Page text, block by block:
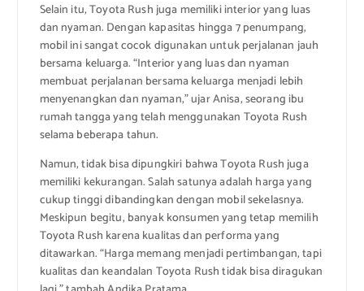
Selain itu, Toyota Rush juga memiliki interior yang luas
dan nyaman. Dengan kapasitas hingga 7 penumpang,
mobil ini sangat cocok digunakan untuk perjalanan jauh
bersama keluarga. “Interior yang luas dan nyaman
membuat perjalanan bersama keluarga menjadi lebih
menyenangkan dan nyaman,” ujar Anisa, seorang ibu
rumah tangga yang telah menggunakan Toyota Rush
selama beberapa tahun.
Namun, tidak bisa dipungkiri bahwa Toyota Rush juga
memiliki kekurangan. Salah satunya adalah harga yang
cukup tinggi dibandingkan dengan mobil sekelasnya.
Meskipun begitu, banyak konsumen yang tetap memilih
Toyota Rush karena kualitas dan performa yang
ditawarkan. “Harga memang menjadi pertimbangan, tapi
kualitas dan keandalan Toyota Rush tidak bisa diragukan